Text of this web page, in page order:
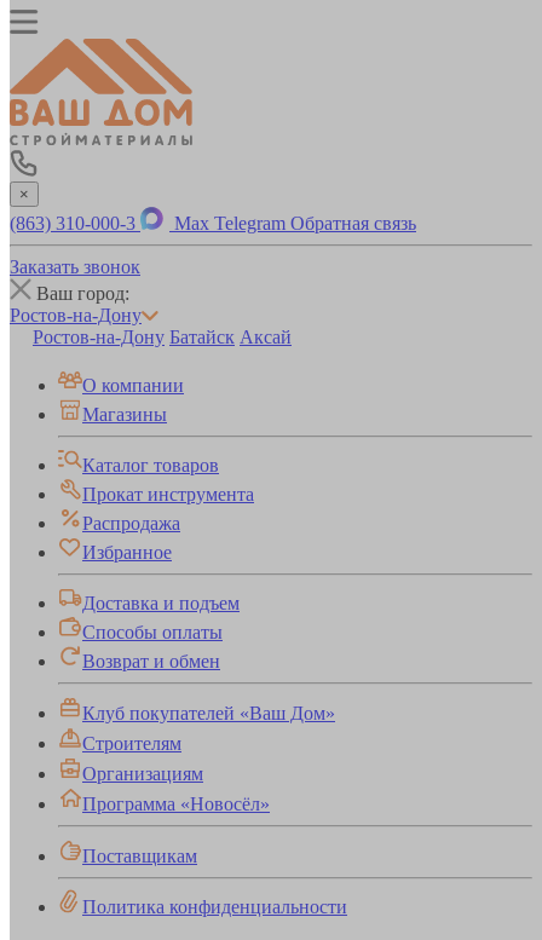
×
(863) 310-000-3 Max Telegram Обратная связь
Заказать звонок
Ваш город:
Ростов-на-Дону
Ростов-на-Дону Батайск Аксай
О компании
Магазины
Каталог товаров
Прокат инструмента
Распродажа
Избранное
Доставка и подъем
Способы оплаты
Возврат и обмен
Клуб покупателей «Ваш Дом»
Строителям
Организациям
Программа «Новосёл»
Поставщикам
Политика конфиденциальности